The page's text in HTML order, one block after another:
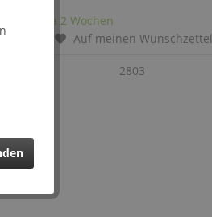
ca 2 Wochen
Auf meinen Wunschzettel
2803